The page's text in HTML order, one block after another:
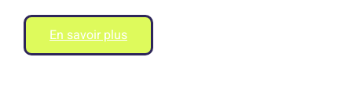
En savoir plus